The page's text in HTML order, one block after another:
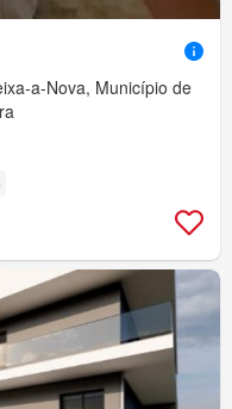
a-Nova, Município de